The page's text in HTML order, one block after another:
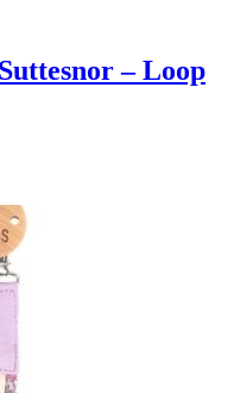
– Loop